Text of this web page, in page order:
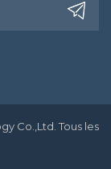
Co.,Ltd. Tous les